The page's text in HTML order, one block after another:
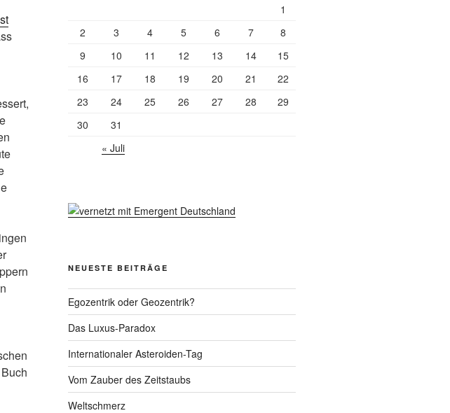
1
2
3 4 5 6 7
8
9
10 11 12 13 14
15
16
17 18 19 20 21
22
23
24 25 26 27 28
29
30
31
« Juli
NEUESTE BEITRÄGE
Egozentrik oder Geozentrik?
Das Luxus-Paradox
Internationaler Asteroiden-Tag
Vom Zauber des Zeitstaubs
Weltschmerz